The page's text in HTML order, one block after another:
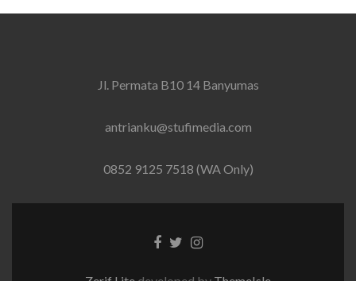
Jl. Permata B10 14 Banyumas
antrianku@stufimedia.com
0852 9125 7518 (WA Only)
Facebook
TwitterInstagram